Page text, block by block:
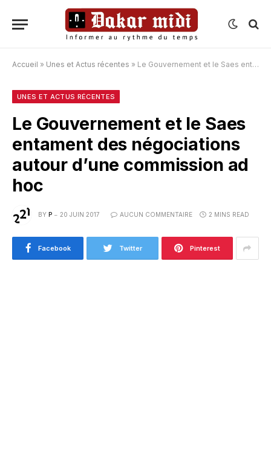
Accueil » Unes et Actus récentes » Le Gouvernement et le Saes entament des négociations autour d’une commission ad hoc
UNES ET ACTUS RÉCENTES
Le Gouvernement et le Saes
entament des négociations
autour d’une commission ad
hoc
BY P 20 JUIN 2017 AUCUN COMMENTAIRE 2 MINS READ
Facebook Twitter Pinterest